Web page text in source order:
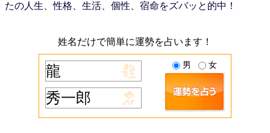
たの人生、性格、生活、個性、宿命をズバッと的中！
姓名だけで簡単に運勢を占います！
男 女